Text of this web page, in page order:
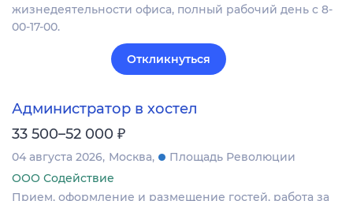
жизнедеятельности офиса, полный рабочий день с 8-
00-17-00.
Откликнуться
Администратор в хостел
33 500–52 000 ₽
04 августа 2026 Москва
Площадь Революции
ООО Содействие
Прием, оформление и размещение гостей, работа за